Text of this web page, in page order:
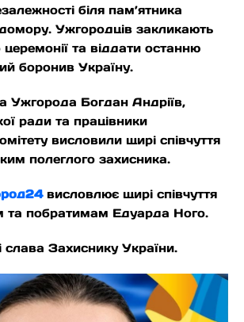
біля пам’ятника
Ужгородців закликають
та віддати останню
боронив Україну.
Ужгорода Богдан Андріїв,
ради та працівники
висловили щирі співчуття
полеглого захисника.
висловлює щирі співчуття
та побратимам Едуарда Ного.
слава Захиснику України.